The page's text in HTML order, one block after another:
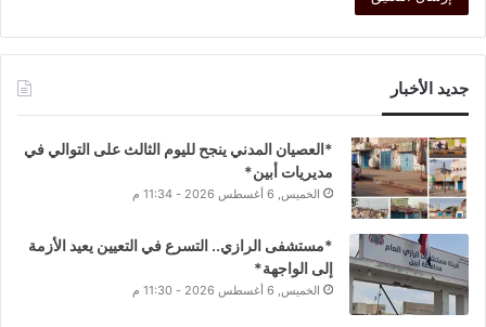
جديد الأخبار
*العصيان المدني ينجح لليوم الثالث على التوالي في
مديريات أبين*
الخميس, 6 أغسطس 2026 - 11:34 م
*مستشفى الرازي.. التسرع في التعيين يعيد الأزمة
إلى الواجهة*
الخميس, 6 أغسطس 2026 - 11:30 م